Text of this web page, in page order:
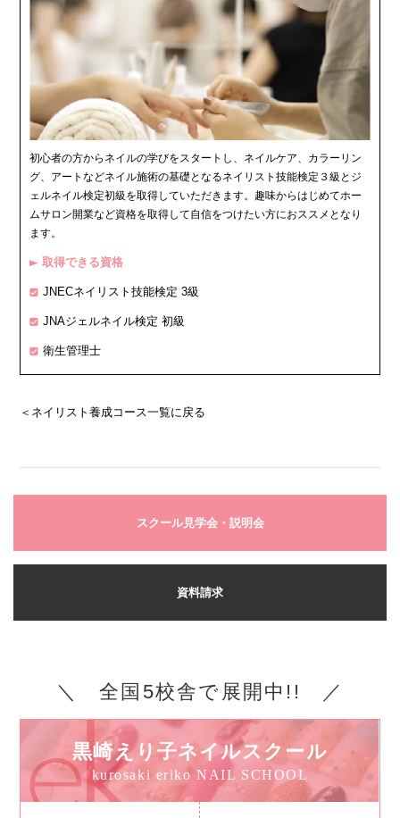
初心者の方からネイルの学びをスタートし、ネイルケア、カラーリン
グ、アートなどネイル施術の基礎となるネイリスト技能検定３級とジ
ェルネイル検定初級を取得していただきます。趣味からはじめてホー
ムサロン開業など資格を取得して自信をつけたい方におススメとなり
ます。
▶ 取得できる資格
JNECネイリスト技能検定 3級
JNAジェルネイル検定 初級
衛生管理士
＜ネイリスト養成コース一覧に戻る
スクール見学会・説明会
資料請求
＼ 全国5校舎で展開中!! ／
黒崎えり子ネイルスクール
kurosaki eriko NAIL SCHOOL